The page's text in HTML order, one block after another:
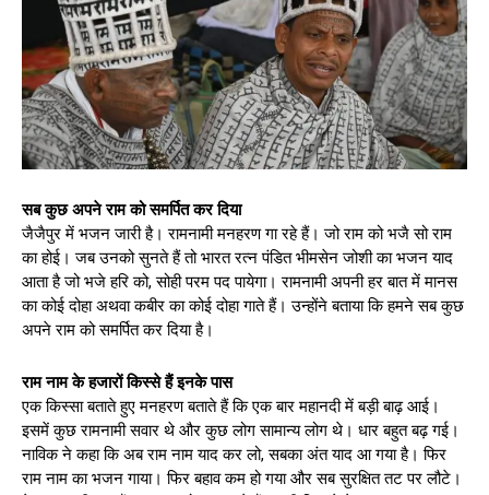
सब कुछ अपने राम को समर्पित कर दिया
जैजैपुर में भजन जारी है। रामनामी मनहरण गा रहे हैं। जो राम को भजै सो राम
का होई। जब उनको सुनते हैं तो भारत रत्न पंडित भीमसेन जोशी का भजन याद
आता है जो भजे हरि को, सोही परम पद पायेगा। रामनामी अपनी हर बात में मानस
का कोई दोहा अथवा कबीर का कोई दोहा गाते हैं। उन्होंने बताया कि हमने सब कुछ
अपने राम को समर्पित कर दिया है।
राम नाम के हजारों किस्से हैं इनके पास
एक किस्सा बताते हुए मनहरण बताते हैं कि एक बार महानदी में बड़ी बाढ़ आई।
इसमें कुछ रामनामी सवार थे और कुछ लोग सामान्य लोग थे। धार बहुत बढ़ गई।
नाविक ने कहा कि अब राम नाम याद कर लो, सबका अंत याद आ गया है। फिर
राम नाम का भजन गाया। फिर बहाव कम हो गया और सब सुरक्षित तट पर लौटे।